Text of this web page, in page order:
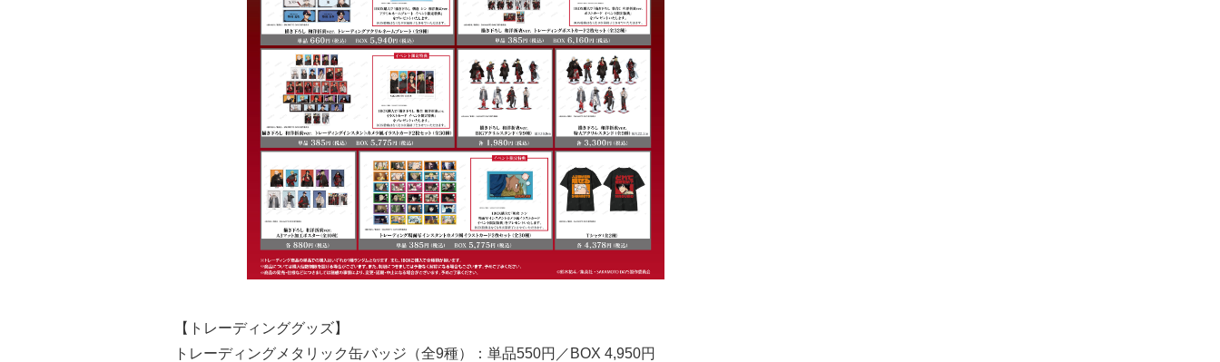
【トレーディンググッズ】
トレーディングメタリック缶バッジ（全9種）：単品550円／BOX 4,950円